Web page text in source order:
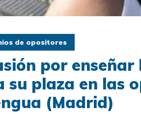
de opositores
por enseñar
su plaza en las
(Madrid)